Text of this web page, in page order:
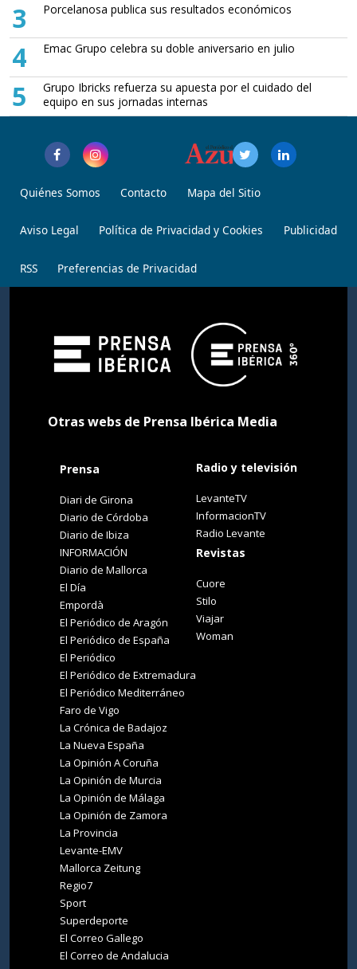
3 Porcelanosa publica sus resultados económicos
4 Emac Grupo celebra su doble aniversario en julio
5
Grupo Ibricks refuerza su apuesta por el cuidado del
equipo en sus jornadas internas
Quiénes Somos Contacto Mapa del Sitio
Aviso Legal Política de Privacidad y Cookies Publicidad
RSS Preferencias de Privacidad
Otras webs de Prensa Ibérica Media
Prensa
Diari de Girona
Diario de Córdoba
Diario de Ibiza
INFORMACIÓN
Diario de Mallorca
El Día
Empordà
El Periódico de Aragón
El Periódico de España
El Periódico
El Periódico de Extremadura
El Periódico Mediterráneo
Faro de Vigo
La Crónica de Badajoz
La Nueva España
La Opinión A Coruña
La Opinión de Murcia
La Opinión de Málaga
La Opinión de Zamora
La Provincia
Levante-EMV
Mallorca Zeitung
Regio7
Sport
Superdeporte
El Correo Gallego
El Correo de Andalucia
Radio y televisión
LevanteTV
InformacionTV
Radio Levante
Revistas
Cuore
Stilo
Viajar
Woman